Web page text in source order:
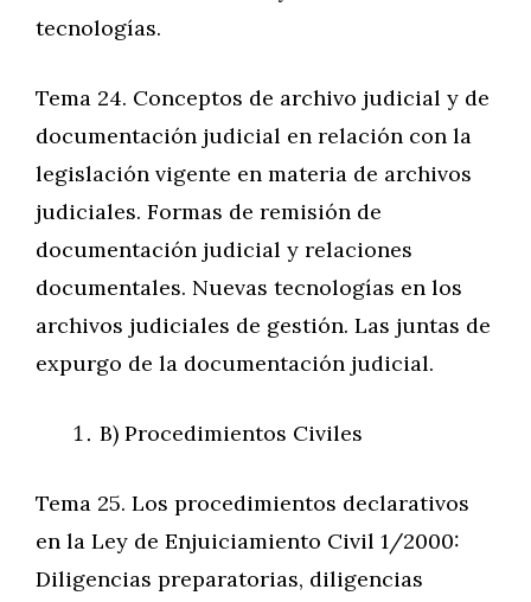
tecnologías.
Tema 24. Conceptos de archivo judicial y de
documentación judicial en relación con la
legislación vigente en materia de archivos
judiciales. Formas de remisión de
documentación judicial y relaciones
documentales. Nuevas tecnologías en los
archivos judiciales de gestión. Las juntas de
expurgo de la documentación judicial.
B) Procedimientos Civiles
Tema 25. Los procedimientos declarativos
en la Ley de Enjuiciamiento Civil 1/2000:
Diligencias preparatorias, diligencias